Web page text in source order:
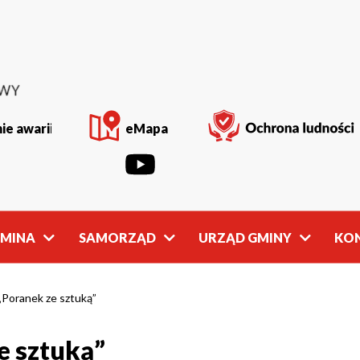
awarii eMapa
SAMORZĄD
Gminy
Młodzieżowa
Rada Gminy
URZĄD GMINY
ze sztuką”
sztuką”